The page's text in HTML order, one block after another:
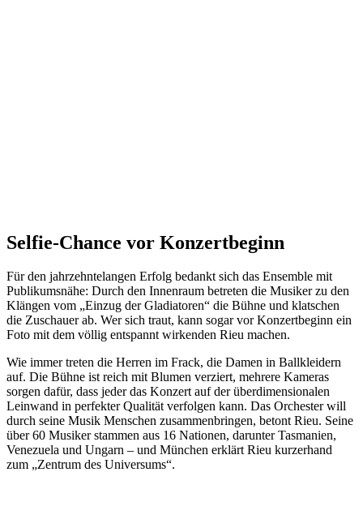
Selfie-Chance vor Konzertbeginn
Für den jahrzehntelangen Erfolg bedankt sich das Ensemble mit
Publikumsnähe: Durch den Innenraum betreten die Musiker zu den
Klängen vom „Einzug der Gladiatoren“ die Bühne und klatschen
die Zuschauer ab. Wer sich traut, kann sogar vor Konzertbeginn ein
Foto mit dem völlig entspannt wirkenden Rieu machen.
Wie immer treten die Herren im Frack, die Damen in Ballkleidern
auf. Die Bühne ist reich mit Blumen verziert, mehrere Kameras
sorgen dafür, dass jeder das Konzert auf der überdimensionalen
Leinwand in perfekter Qualität verfolgen kann. Das Orchester will
durch seine Musik Menschen zusammenbringen, betont Rieu. Seine
über 60 Musiker stammen aus 16 Nationen, darunter Tasmanien,
Venezuela und Ungarn – und München erklärt Rieu kurzerhand
zum „Zentrum des Universums“.